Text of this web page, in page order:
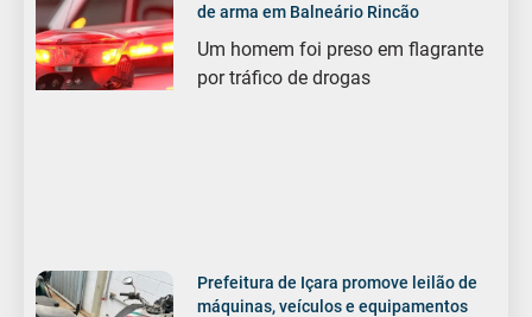
de arma em Balneário Rincão
Um homem foi preso em flagrante
por tráfico de drogas
Prefeitura de Içara promove leilão de
máquinas, veículos e equipamentos